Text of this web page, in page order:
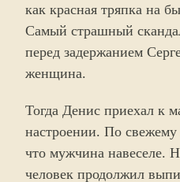
как красная тряпка на
Самый страшный
перед задержанием
женщина.
Тогда Денис приехал к
настроении. По
что мужчина навеселе.
человек продолжил